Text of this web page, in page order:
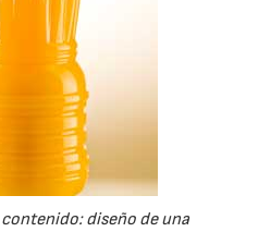
diseño de una